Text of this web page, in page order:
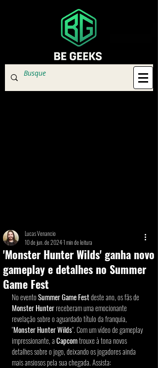
'Monster Hunter Wilds' ganha novo
gameplay e detalhes no Summer
Game Fest
Lucas Venancio
10 de jun. de 20241 min de leitura
No evento Summer Game Fest deste ano, os fãs de
Monster Hunter receberam uma emocionante
revelação sobre o aguardado título da franquia,
"Monster Hunter Wilds". Com um vídeo de gameplay
impressionante, a Capcom trouxe à tona novos
detalhes sobre o jogo, deixando os jogadores ainda
mais ansiosos pela sua chegada. Assista: